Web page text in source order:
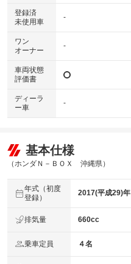
登録済
未使用車
-
ワン
オーナー
-
車両状態
評価書
ディーラ
ー車
-
基本仕様
（ホンダＮ－ＢＯＸ 沖縄県）
年式（初度
登録）
2017(平成29)年
排気量 660cc
乗車定員 ４名